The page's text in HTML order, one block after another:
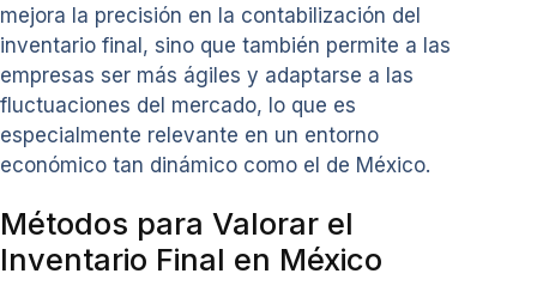
mejora la precisión en la contabilización del
inventario final, sino que también permite a las
empresas ser más ágiles y adaptarse a las
fluctuaciones del mercado, lo que es
especialmente relevante en un entorno
económico tan dinámico como el de México.
Métodos para Valorar el
Inventario Final en México